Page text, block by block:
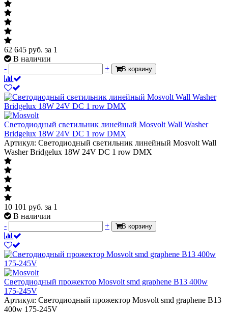
62 645 руб. за 1
В наличии
-
+ В корзину
Светодиодный светильник линейный Mosvolt Wall Washer
Bridgelux 18W 24V DC 1 row DMX
Артикул: Светодиодный светильник линейный Mosvolt Wall
Washer Bridgelux 18W 24V DC 1 row DMX
10 101 руб. за 1
В наличии
-
+ В корзину
Светодиодный прожектор Mosvolt smd graphene B13 400w
175-245V
Артикул: Светодиодный прожектор Mosvolt smd graphene B13
400w 175-245V